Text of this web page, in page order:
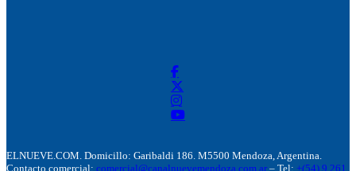
ELNUEVE.COM. Domicillo: Garibaldi 186. M5500 Mendoza, Argentina.
Contacto comercial: comercial@canalnuevemendoza.com.ar – Tel: +(54) 9 261